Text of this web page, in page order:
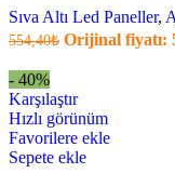
Sıva Altı Led Paneller,
554,40₺ Orijinal fiyatı:
- 40%
Karşılaştır
Hızlı görünüm
Favorilere ekle
Sepete ekle